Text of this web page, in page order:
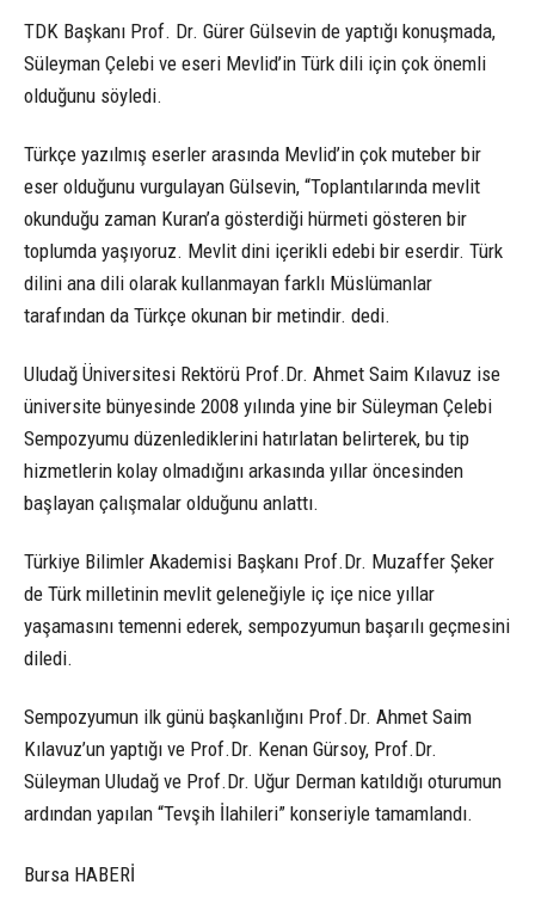
TDK Başkanı Prof. Dr. Gürer Gülsevin de yaptığı konuşmada,
Süleyman Çelebi ve eseri Mevlid’in Türk dili için çok önemli
olduğunu söyledi.
Türkçe yazılmış eserler arasında Mevlid’in çok muteber bir
eser olduğunu vurgulayan Gülsevin, “Toplantılarında mevlit
okunduğu zaman Kuran’a gösterdiği hürmeti gösteren bir
toplumda yaşıyoruz. Mevlit dini içerikli edebi bir eserdir. Türk
dilini ana dili olarak kullanmayan farklı Müslümanlar
tarafından da Türkçe okunan bir metindir. dedi.
Uludağ Üniversitesi Rektörü Prof.Dr. Ahmet Saim Kılavuz ise
üniversite bünyesinde 2008 yılında yine bir Süleyman Çelebi
Sempozyumu düzenlediklerini hatırlatan belirterek, bu tip
hizmetlerin kolay olmadığını arkasında yıllar öncesinden
başlayan çalışmalar olduğunu anlattı.
Türkiye Bilimler Akademisi Başkanı Prof.Dr. Muzaffer Şeker
de Türk milletinin mevlit geleneğiyle iç içe nice yıllar
yaşamasını temenni ederek, sempozyumun başarılı geçmesini
diledi.
Sempozyumun ilk günü başkanlığını Prof.Dr. Ahmet Saim
Kılavuz’un yaptığı ve Prof.Dr. Kenan Gürsoy, Prof.Dr.
Süleyman Uludağ ve Prof.Dr. Uğur Derman katıldığı oturumun
ardından yapılan “Tevşih İlahileri” konseriyle tamamlandı.
Bursa HABERİ